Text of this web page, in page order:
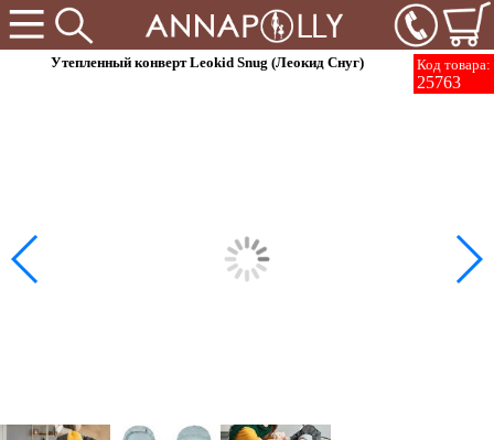
Код товара:
25763
Утепленный конверт Leokid Snug (Леокид Снуг)